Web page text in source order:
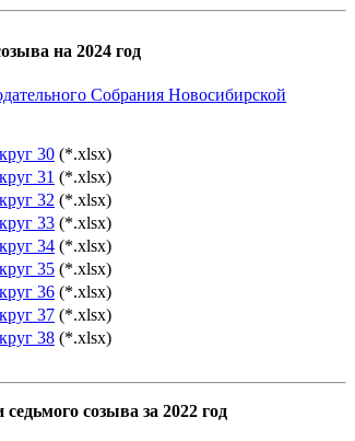
на 2024 год
Собрания Новосибирской
30 (*.xlsx)
31 (*.xlsx)
32 (*.xlsx)
33 (*.xlsx)
34 (*.xlsx)
35 (*.xlsx)
36 (*.xlsx)
37 (*.xlsx)
38 (*.xlsx)
созыва за 2022 год